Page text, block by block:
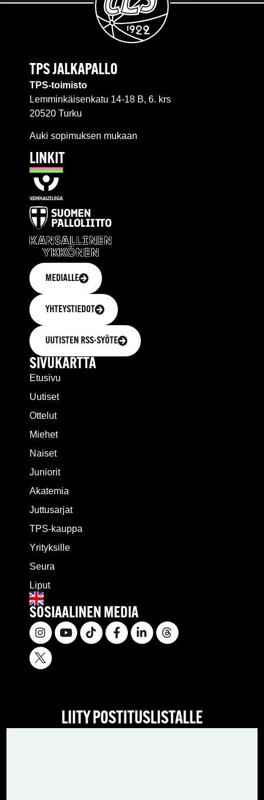
TPS JALKAPALLO
TPS-toimisto
Lemminkäisenkatu 14-18 B, 6. krs
20520 Turku
Auki sopimuksen mukaan
LINKIT
MEDIALLE
YHTEYSTIEDOT
UUTISTEN RSS-SYÖTE
SIVUKARTTA
Etusivu
Uutiset
Ottelut
Miehet
Naiset
Juniorit
Akatemia
Juttusarjat
TPS-kauppa
Yrityksille
Seura
Liput
SOSIAALINEN MEDIA
LIITY POSTITUSLISTALLE